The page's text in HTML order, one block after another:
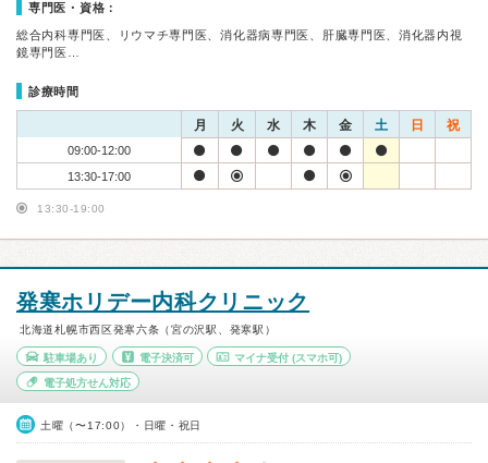
専門医・資格：
総合内科専門医、リウマチ専門医、消化器病専門医、肝臓専門医、消化器内視
鏡専門医…
診療時間
月 火 水 木 金 土 日 祝
09:00-12:00
13:30-17:00
13:30-19:00
発寒ホリデー内科クリニック
北海道札幌市西区発寒六条（宮の沢駅、発寒駅）
駐車場あり 電子決済可 マイナ受付 (スマホ可)
電子処方せん対応
土曜（〜17:00）・日曜・祝日